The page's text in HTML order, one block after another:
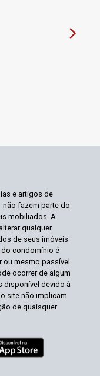
e artigos de
não fazem parte do
mobiliados. A
qualquer
de seus imóveis
do condomínio é
ou mesmo passível
ocorrer de algum
disponível devido à
site não implicam
de quaisquer